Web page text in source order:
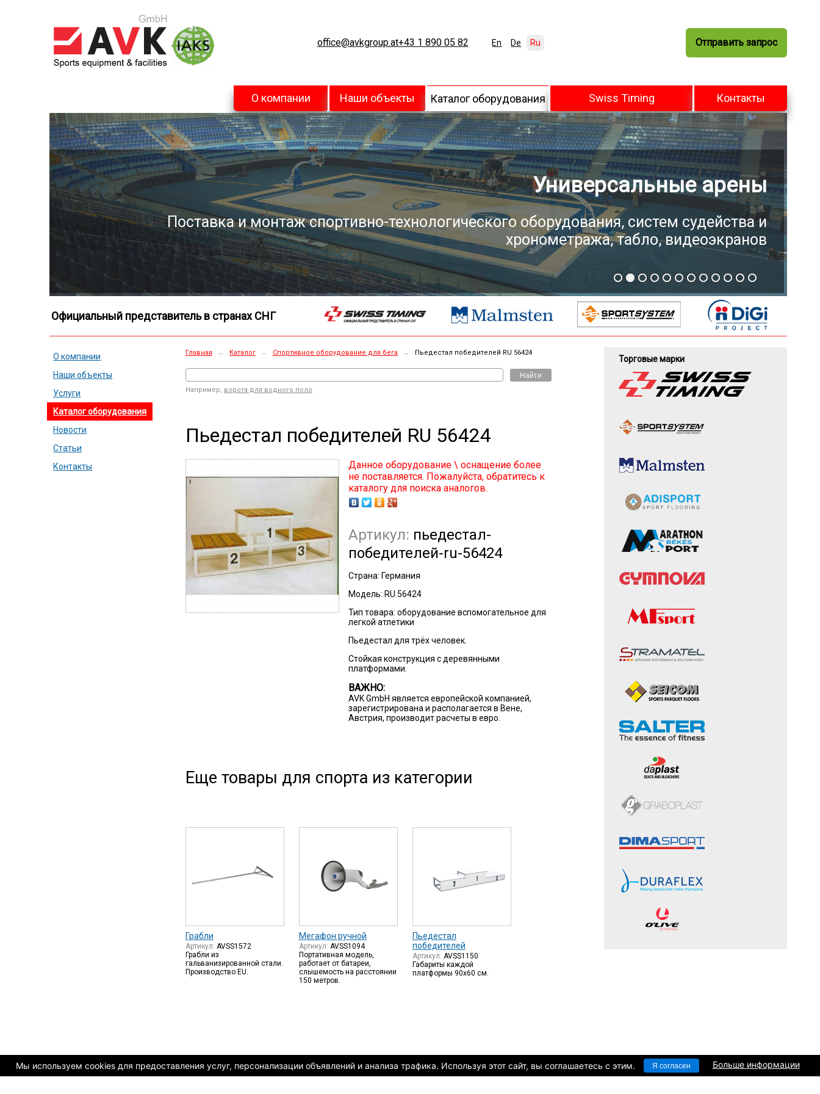
Мы используем cookies для предоставления услуг, персонализации объявлений и анализа трафика. Используя этот сайт, вы соглашаетесь c этим. Я согласен Больше информации
office@avkgroup.at+43 1 890 05 82 En De Ru Отправить запрос
О компании Наши объекты Каталог оборудования Swiss Timing Контакты
Универсальные арены
Поставка и монтаж спортивно-технологического оборудования, систем судейства и
хронометража, табло, видеоэкранов
Официальный представитель в странах СНГ
О компании
Наши объекты
Услуги
Каталог оборудования
Новости
Статьи
Контакты
Главная → Каталог → Спортивное оборудование для бега → Пьедестал победителей RU 56424
Найти
Например, ворота для водного поло
Пьедестал победителей RU 56424
Данное оборудование \ оснащение более
не поставляется. Пожалуйста, обратитесь к
каталогу для поиска аналогов.
Артикул: пьедестал-
победителей-ru-56424
Страна: Германия
Модель: RU 56424
Тип товара: оборудование вспомогательное для
легкой атлетики
Пьедестал для трёх человек.
Стойкая конструкция с деревянными
платформами.
ВАЖНО:
AVK GmbH является европейской компанией,
зарегистрирована и располагается в Вене,
Австрия, производит расчеты в евро.
Еще товары для спорта из категории
Грабли
Артикул: AVSS1572
Грабли из
гальванизированной стали.
Производство EU.
Мегафон ручной
Артикул: AVSS1094
Портативная модель,
работает от батареи,
слышемость на расстоянии
150 метров.
Пьедестал
победителей
Артикул: AVSS1150
Габариты каждой
платформы 90х60 см.
Торговые марки